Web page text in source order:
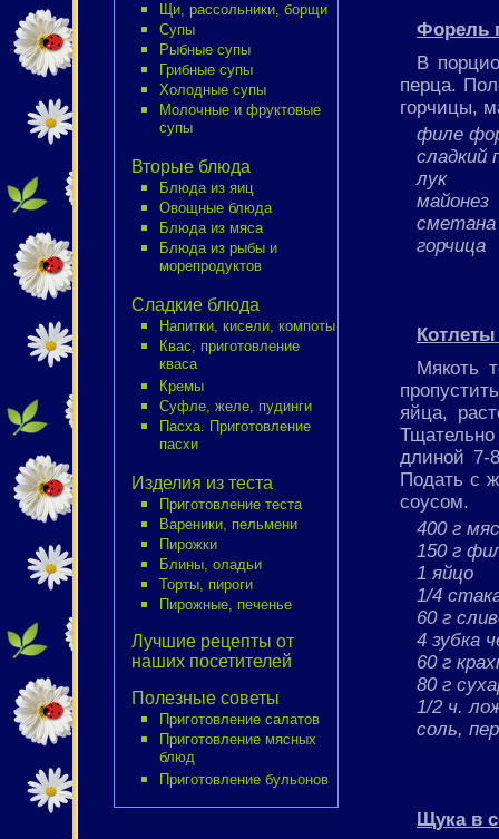
Щи, рассольники, борщи
Супы
Рыбные супы
Грибные супы
Холодные супы
Молочные и фруктовые
супы
Вторые блюда
Блюда из яиц
Овощные блюда
Блюда из мяса
Блюда из рыбы и
морепродуктов
Сладкие блюда
Напитки, кисели, компоты
Квас, приготовление
кваса
Кремы
Суфле, желе, пудинги
Пасха. Приготовление
пасхи
Изделия из теста
Приготовление теста
Вареники, пельмени
Пирожки
Блины, оладьи
Торты, пироги
Пирожные, печенье
Лучшие рецепты от
наших посетителей
Полезные советы
Приготовление салатов
Приготовление мясных
блюд
Приготовление бульонов
Форель
В
перца.
горчицы,
филе
сладкий
лук
майонез
сметана
горчица
Мякоть
яйца,
Тщательно
длиной 7-
Подать с
соусом.
400 г
150 г
1 яйцо
1/4
60 г
4 зубка
60 г
80 г
1/2 ч.
соль,
Щука в